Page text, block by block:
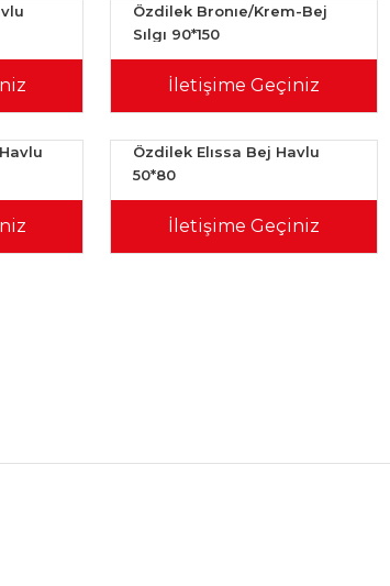
Özdilek Bronıe/Krem-Bej
Sılgı 90*150
İletişime Geçiniz
Özdilek Elıssa Bej Havlu
50*80
İletişime Geçiniz